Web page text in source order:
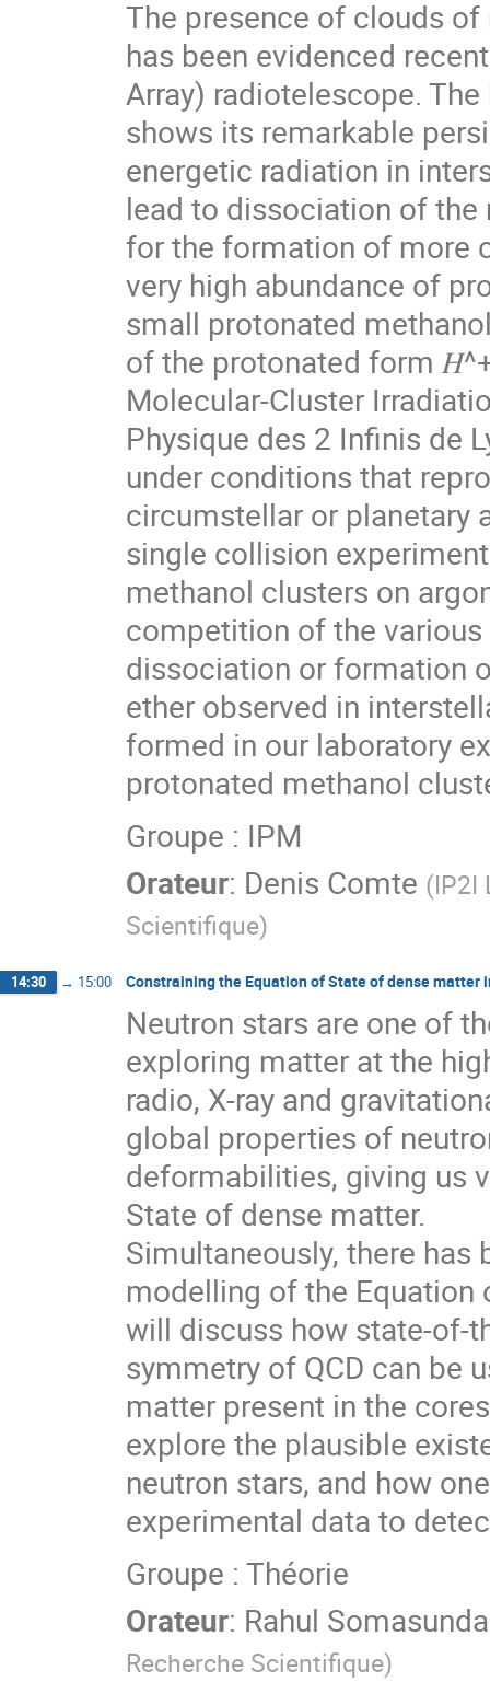
The presence of clouds
has been evidenced
Array) radiotelescope.
shows its remarkable
energetic radiation in
lead to dissociation of
for the formation of more
very high abundance of
small protonated
of the protonated form
Molecular-Cluster
Physique des 2 Infinis de
under conditions that
circumstellar or planetary
single collision
methanol clusters on
competition of the
dissociation or formation
ether observed in
formed in our laboratory
protonated methanol
Groupe : IPM
Orateur: Denis Comte (IP2I
Scientifique)
14:30 → 15:00 Constraining the Equation of State of dense
Neutron stars are one of
exploring matter at the
radio, X-ray and
global properties of
deformabilities, giving us
State of dense matter.
Simultaneously, there
modelling of the Equation
will discuss how state-of-
symmetry of QCD can be
matter present in the
explore the plausible
neutron stars, and how
experimental data to
Groupe : Théorie
Orateur: Rahul
Recherche Scientifique)